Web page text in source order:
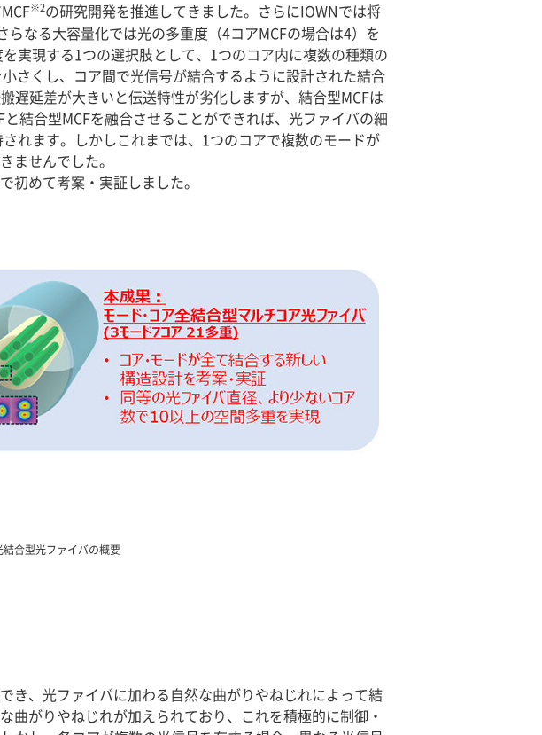
※2の研究開発を推進してきました。さらにIOWNでは将
なる大容量化では光の多重度（4コアMCFの場合は4）を
実現する1つの選択肢として、1つのコア内に複数の種類の
さくし、コア間で光信号が結合するように設計された結合
遅延差が大きいと伝送特性が劣化しますが、結合型MCFは
結合型MCFを融合させることができれば、光ファイバの細
れます。しかしこれまでは、1つのコアで複数のモードが
ませんでした。
めて考案・実証しました。
合型光ファイバの概要
き、光ファイバに加わる自然な曲がりやねじれによって結
がりやねじれが加えられており、これを積極的に制御・